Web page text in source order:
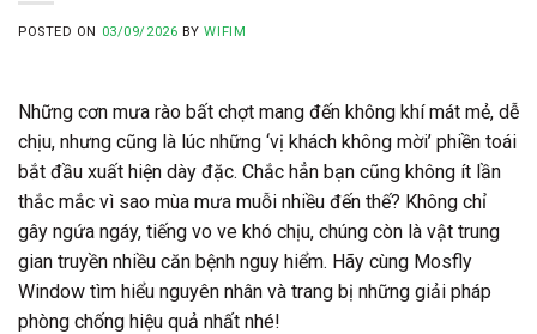
POSTED ON 03/09/2026 BYWIFIM
Những cơn mưa rào bất chợt mang đến không khí mát mẻ, dễ
chịu, nhưng cũng là lúc những ‘vị khách không mời’ phiền toái
bắt đầu xuất hiện dày đặc. Chắc hẳn bạn cũng không ít lần
thắc mắc vì sao mùa mưa muỗi nhiều đến thế? Không chỉ
gây ngứa ngáy, tiếng vo ve khó chịu, chúng còn là vật trung
gian truyền nhiều căn bệnh nguy hiểm. Hãy cùng Mosfly
Window tìm hiểu nguyên nhân và trang bị những giải pháp
phòng chống hiệu quả nhất nhé!